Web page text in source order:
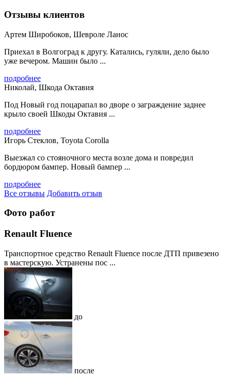
Отзывы клиентов
Артем Широбоков, Шевроле Ланос
Приехал в Волгоград к другу. Катались, гуляли, дело было
уже вечером. Машин было ...
подробнее
Николай, Шкода Октавия
Под Новый год поцарапал во дворе о заграждение заднее
крыло своей Шкоды Октавия ...
подробнее
Игорь Стеклов, Toyota Corolla
Выезжал со стояночного места возле дома и повредил
бордюром бампер. Новый бампер ...
подробнее
Все отзывы Добавить отзыв
Фото работ
Renault Fluence
Транспортное средство Renault Fluence после ДТП привезено
в мастерскую. Устранены пос ...
до
после